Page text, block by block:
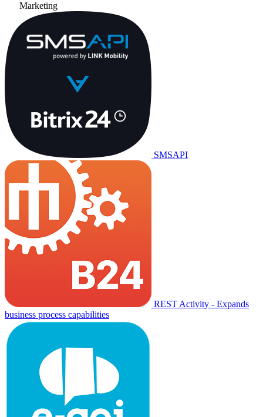
Marketing
SMSAPI
REST Activity - Expands
business process capabilities